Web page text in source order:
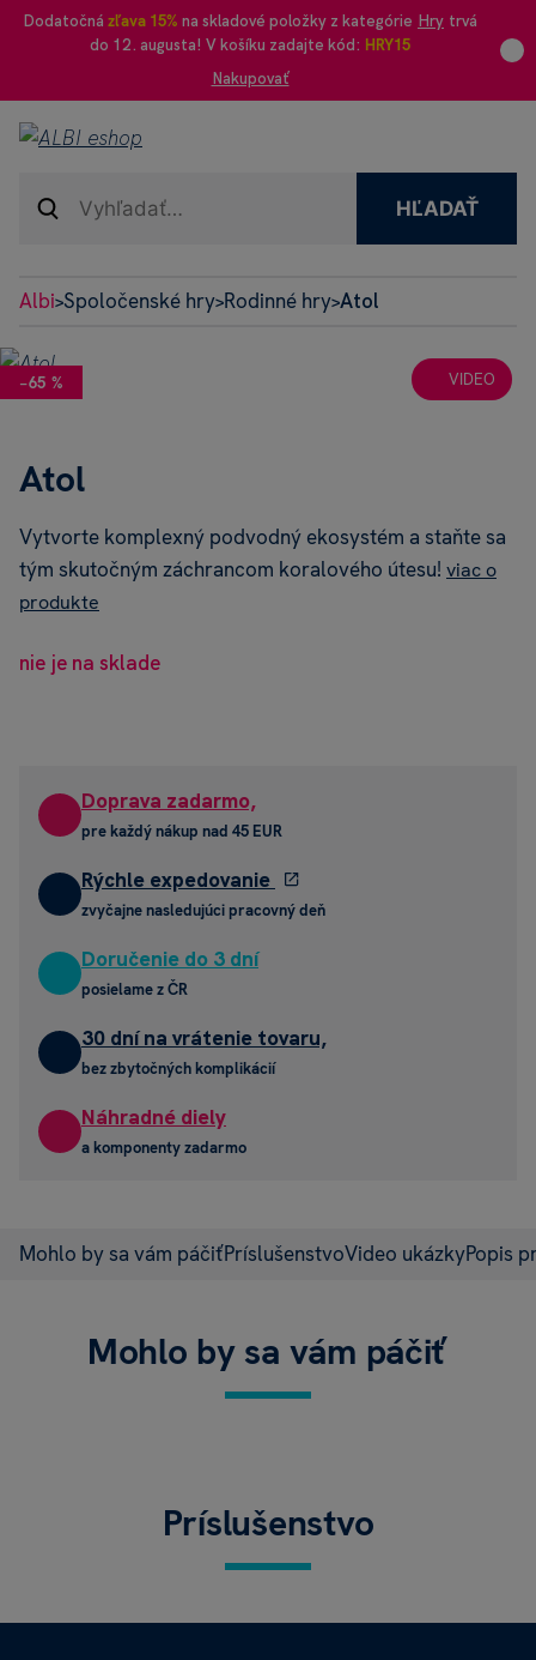
Dodatočná zľava 15% na skladové položky z kategórie Hry trvá
do 12. augusta! V košíku zadajte kód: HRY15
Nakupovať
HĽADAŤ
Albi>Spoločenské hry>Rodinné hry>Atol
−65 % VIDEO
Atol
Vytvorte komplexný podvodný ekosystém a staňte sa
tým skutočným záchrancom koralového útesu! viac o
produkte
nie je na sklade
Doprava zadarmo,
pre každý nákup nad 45 EUR
Rýchle expedovanie
zvyčajne nasledujúci pracovný deň
Doručenie do 3 dní
posielame z ČR
30 dní na vrátenie tovaru,
bez zbytočných komplikácií
Náhradné diely
a komponenty zadarmo
Mohlo by sa vám páčiťPríslušenstvoVideo ukázkyPopis
Mohlo by sa vám páčiť
Príslušenstvo